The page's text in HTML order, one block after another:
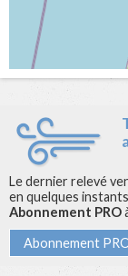
Le dernier relevé
en quelques
Abonnement PRO
Abonnement